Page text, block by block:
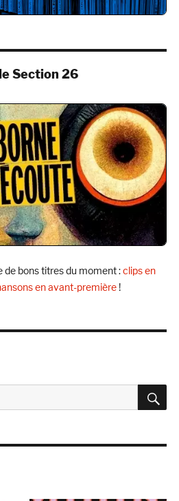
Section 26
de bons titres du moment :clips en
en avant-première !